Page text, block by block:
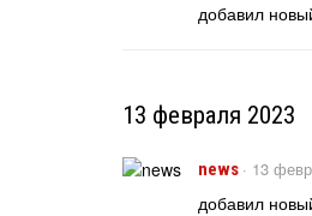
добавил
13 февраля 2023
news · 13
добавил